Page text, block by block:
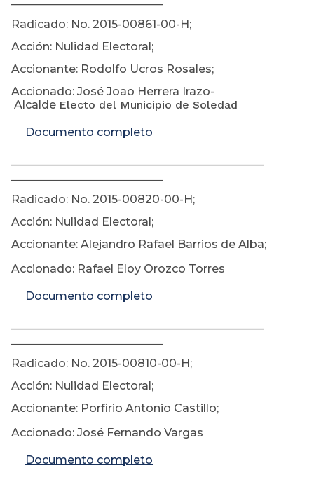
Radicado: No. 2015-00861-00-H;
Acción: Nulidad Electoral;
Accionante: Rodolfo Ucros Rosales;
Accionado: José Joao Herrera Irazo-
Alcalde Electo del Municipio de Soledad
Documento completo
Radicado: No. 2015-00820-00-H;
Acción: Nulidad Electoral;
Accionante: Alejandro Rafael Barrios de Alba;
Accionado: Rafael Eloy Orozco Torres
Documento completo
Radicado: No. 2015-00810-00-H;
Acción: Nulidad Electoral;
Accionante: Porfirio Antonio Castillo;
Accionado: José Fernando Vargas
Documento completo